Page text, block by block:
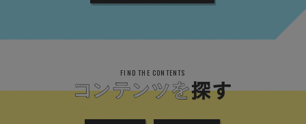
FIND THE CONTENTS